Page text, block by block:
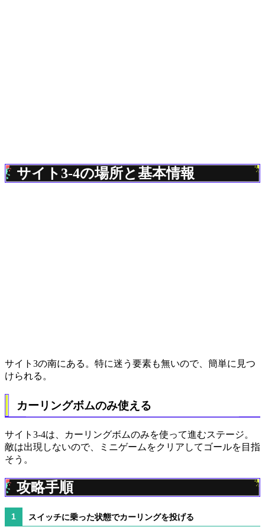
サイト3-4の場所と基本情報
サイト3の南にある。特に迷う要素も無いので、簡単に見つ
けられる。
カーリングボムのみ使える
サイト3-4は、カーリングボムのみを使って進むステージ。
敵は出現しないので、ミニゲームをクリアしてゴールを目指
そう。
攻略手順
スイッチに乗った状態でカーリングを投げる